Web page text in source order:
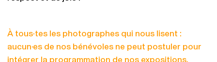
À tous·tes les photographes qui nous lisent :
aucun·es de nos bénévoles ne peut postuler pour